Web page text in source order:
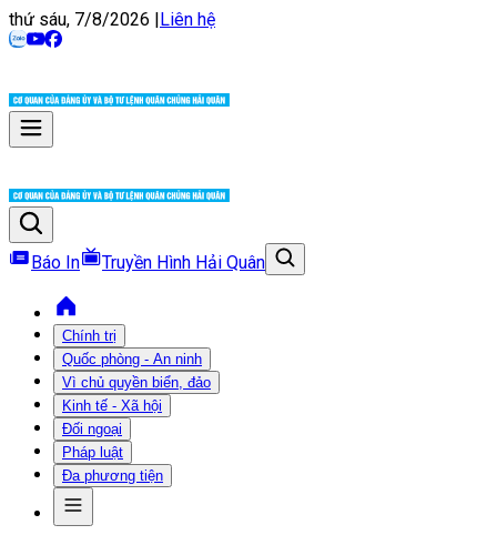
thứ sáu, 7/8/2026 |Liên hệ
Báo In Truyền Hình Hải Quân
Chính trị
Quốc phòng - An ninh
Vì chủ quyền biển, đảo
Kinh tế - Xã hội
Đối ngoại
Pháp luật
Đa phương tiện